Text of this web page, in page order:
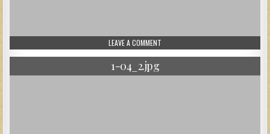
LEAVE A COMMENT
1-04_2.jpg